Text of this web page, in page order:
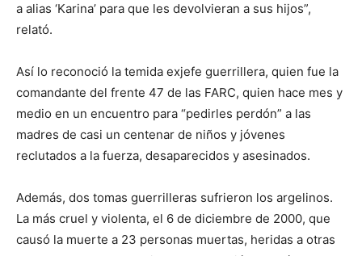
a alias ‘Karina’ para que les devolvieran a sus hijos”,
relató.
Así lo reconoció la temida exjefe guerrillera, quien fue la
comandante del frente 47 de las FARC, quien hace mes y
medio en un encuentro para “pedirles perdón” a las
madres de casi un centenar de niños y jóvenes
reclutados a la fuerza, desaparecidos y asesinados.
Además, dos tomas guerrilleras sufrieron los argelinos.
La más cruel y violenta, el 6 de diciembre de 2000, que
causó la muerte a 23 personas muertas, heridas a otras